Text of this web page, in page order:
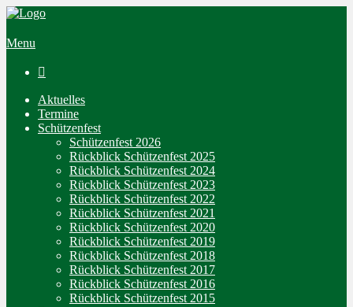
Menu

Aktuelles
Termine
Schützenfest
Schützenfest 2026
Rückblick Schützenfest 2025
Rückblick Schützenfest 2024
Rückblick Schützenfest 2023
Rückblick Schützenfest 2022
Rückblick Schützenfest 2021
Rückblick Schützenfest 2020
Rückblick Schützenfest 2019
Rückblick Schützenfest 2018
Rückblick Schützenfest 2017
Rückblick Schützenfest 2016
Rückblick Schützenfest 2015